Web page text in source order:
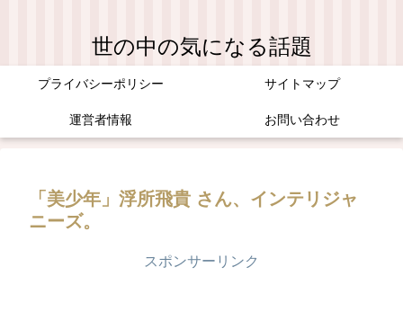
世の中の気になる話題
プライバシーポリシー サイトマップ
運営者情報 お問い合わせ
「美少年」浮所飛貴 さん、インテリジャ
ニーズ。
スポンサーリンク